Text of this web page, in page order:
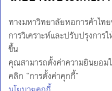
เวลาทำการ:
8.30 - 17.00
Find us on:
Facebook
TwitterYouTube
Instagram
LineMail
นโยบายการคุ้มครองข้อมูลส่วนบุคคล